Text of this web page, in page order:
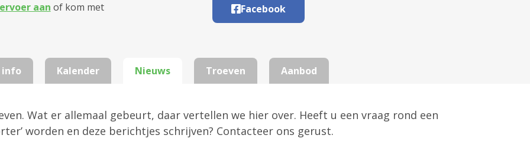
aan of kom met
Facebook
info Kalender Nieuws
Wat er allemaal gebeurt, daar vertellen we hier over. Heeft u een vraag rond een
worden en deze berichtjes schrijven? Contacteer ons gerust.
Troeven Aanbod